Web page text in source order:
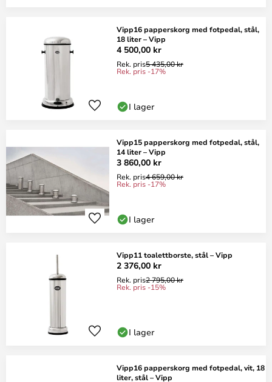
Vipp16 papperskorg med fotpedal, stål,
18 liter – Vipp
4 500,00 kr
Rek. pris5 435,00 kr
Rek. pris -17%
I lager
Vipp15 papperskorg med fotpedal, stål,
14 liter – Vipp
3 860,00 kr
Rek. pris4 659,00 kr
Rek. pris -17%
I lager
Vipp11 toalettborste, stål – Vipp
2 376,00 kr
Rek. pris2 795,00 kr
Rek. pris -15%
I lager
Vipp16 papperskorg med fotpedal, vit, 18
liter, stål – Vipp